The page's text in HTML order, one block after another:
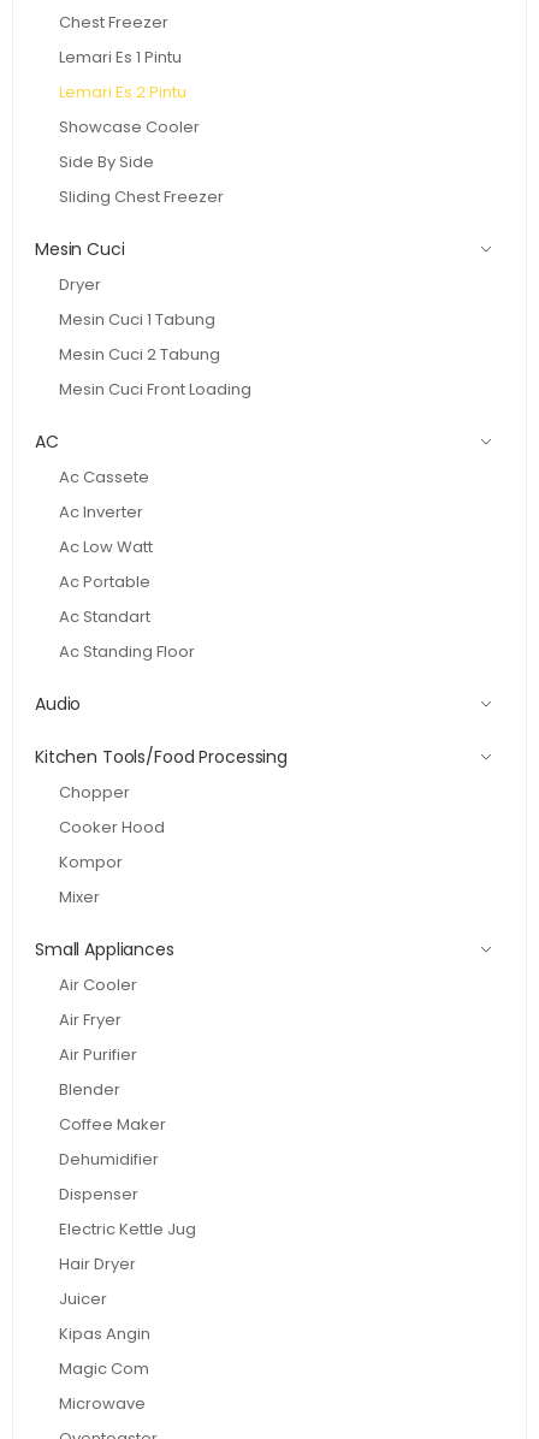
Chest Freezer
Lemari Es 1 Pintu
Lemari Es 2 Pintu
Showcase Cooler
Side By Side
Sliding Chest Freezer
Mesin Cuci
Dryer
Mesin Cuci 1 Tabung
Mesin Cuci 2 Tabung
Mesin Cuci Front Loading
AC
Ac Cassete
Ac Inverter
Ac Low Watt
Ac Portable
Ac Standart
Ac Standing Floor
Audio
Kitchen Tools/Food Processing
Chopper
Cooker Hood
Kompor
Mixer
Small Appliances
Air Cooler
Air Fryer
Air Purifier
Blender
Coffee Maker
Dehumidifier
Dispenser
Electric Kettle Jug
Hair Dryer
Juicer
Kipas Angin
Magic Com
Microwave